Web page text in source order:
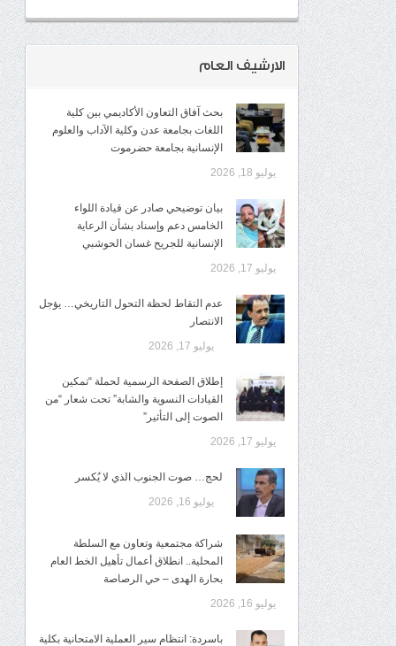
الارشيف العام
بحث آفاق التعاون الأكاديمي بين كلية
اللغات بجامعة عدن وكلية الآداب والعلوم
الإنسانية بجامعة حضرموت
يوليو 18, 2026
​بيان توضيحي صادر عن قيادة اللواء
الخامس دعم وإسناد بشأن الرعاية
الإنسانية للجريح غسان الحوشبي
يوليو 17, 2026
عدم التقاط لحظة التحول التاريخي… يؤجل
الانتصار
يوليو 17, 2026
إطلاق الصفحة الرسمية لحملة “تمكين
القيادات النسوية والشابة” تحت شعار “من
الصوت إلى التأثير”
يوليو 17, 2026
لحج… صوت الجنوب الذي لا يُكسر
يوليو 16, 2026
شراكة مجتمعية وتعاون مع السلطة
المحلية.. انطلاق أعمال تأهيل الخط العام
بحارة الهدى – حي الرصاصة
يوليو 16, 2026
باسردة: انتظام سير العملية الامتحانية بكلية